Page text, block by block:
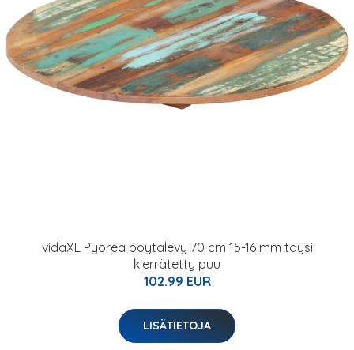
vidaXL Pyöreä pöytälevy 70 cm 15-16 mm täysi
kierrätetty puu
102.99 EUR
LISÄTIETOJA